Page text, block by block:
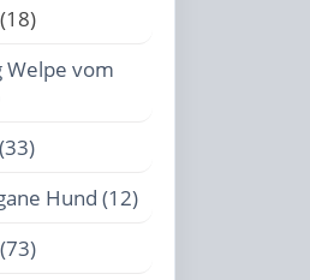
Welpe vom
Hund (12)